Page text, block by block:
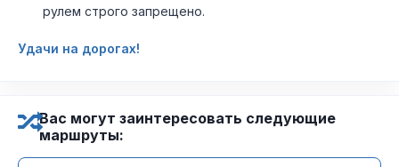
рулем строго запрещено.
Удачи на дорогах!
Вас могут заинтересовать следующие
маршруты: